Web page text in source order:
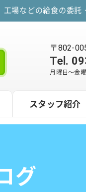
場などの給食の委託
〒802-
Tel.
月曜日～金
スタッフ紹介
グ